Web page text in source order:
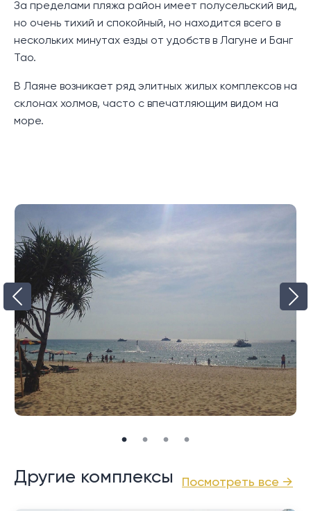
За пределами пляжа район имеет полусельский вид,
но очень тихий и спокойный, но находится всего в
нескольких минутах езды от удобств в Лагуне и Банг
Тао.
В Лаяне возникает ряд элитных жилых комплексов на
склонах холмов, часто с впечатляющим видом на
море.
Посмотреть все →
Другие комплексы